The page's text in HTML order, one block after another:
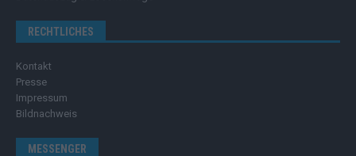
RECHTLICHES
Kontakt
Presse
Impressum
Bildnachweis
MESSENGER